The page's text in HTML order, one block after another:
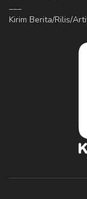
___
Kirim Berita/Rilis/